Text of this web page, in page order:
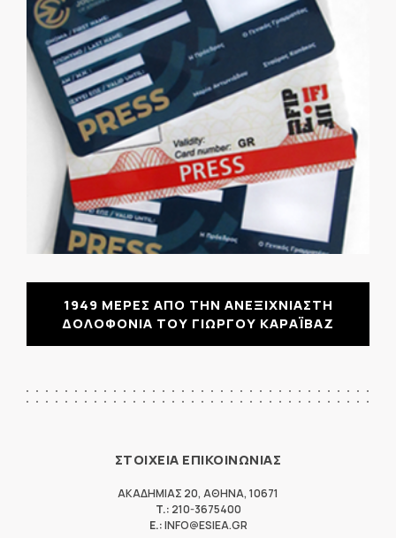
1949 ΜΕΡΕΣ ΑΠΟ ΤΗΝ ΑΝΕΞΙΧΝΙΑΣΤΗ
ΔΟΛΟΦΟΝΙΑ ΤΟΥ ΓΙΩΡΓΟΥ ΚΑΡΑΪΒΑΖ
ΣΤΟΙΧΕΙΑ ΕΠΙΚΟΙΝΩΝΙΑΣ
ΑΚΑΔΗΜΙΑΣ 20, ΑΘΗΝΑ, 10671
T.: 210-3675400
E.:INFO@ESIEA.GR